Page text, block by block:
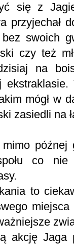
się z
przyjechał
swoich
czy też
na
mógł w
zasiedli na
co
to
akcję Jaga